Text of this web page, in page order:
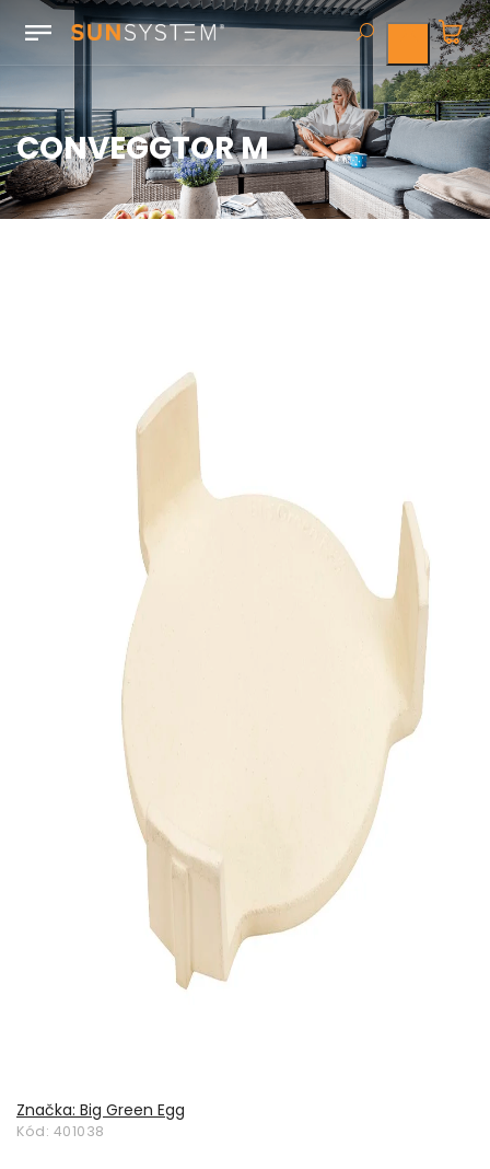
CONVEGGTOR M
Značka: Big Green Egg
Kód: 401038